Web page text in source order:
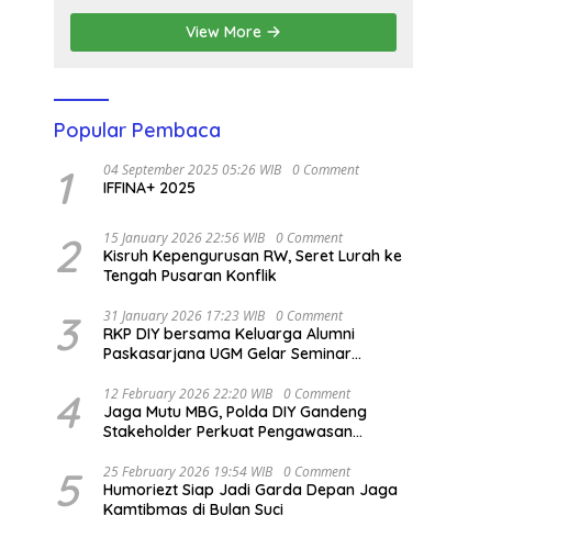
View More
Popular Pembaca
1 04 September 2025 05:26 WIB 0 Comment
IFFINA+ 2025
2 15 January 2026 22:56 WIB 0 Comment
Kisruh Kepengurusan RW, Seret Lurah ke
Tengah Pusaran Konflik
3 31 January 2026 17:23 WIB 0 Comment
RKP DIY bersama Keluarga Alumni
Paskasarjana UGM Gelar Seminar
4 12 February 2026 22:20 WIB 0 Comment
Jaga Mutu MBG, Polda DIY Gandeng
Stakeholder Perkuat Pengawasan
5 25 February 2026 19:54 WIB 0 Comment
Humoriezt Siap Jadi Garda Depan Jaga
Kamtibmas di Bulan Suci